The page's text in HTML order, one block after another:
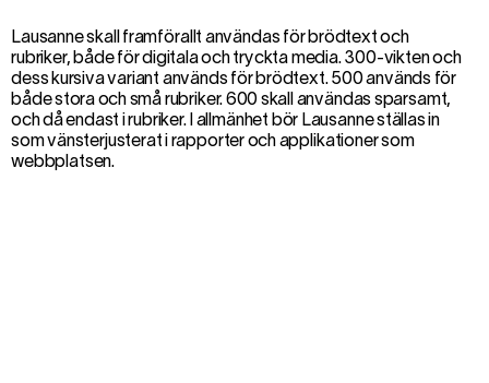
Lausanne skall framförallt användas för brödtext och
rubriker, både för digitala och tryckta media. 300-vikten och
dess kursiva variant används för brödtext. 500 används för
både stora och små rubriker. 600 skall användas sparsamt,
och då endast i rubriker. I allmänhet bör Lausanne ställas in
som vänsterjusterat i rapporter och applikationer som
webbplatsen.